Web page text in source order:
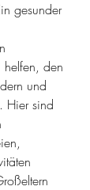
gesunder
den
und
Hier sind